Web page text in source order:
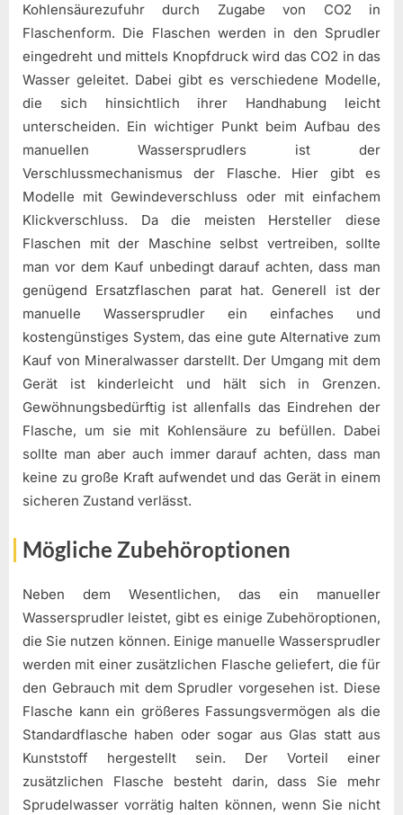
Kohlensäurezufuhr durch Zugabe von CO2 in
Flaschenform. Die Flaschen werden in den Sprudler
eingedreht und mittels Knopfdruck wird das CO2 in das
Wasser geleitet. Dabei gibt es verschiedene Modelle,
die sich hinsichtlich ihrer Handhabung leicht
unterscheiden. Ein wichtiger Punkt beim Aufbau des
manuellen Wassersprudlers ist der
Verschlussmechanismus der Flasche. Hier gibt es
Modelle mit Gewindeverschluss oder mit einfachem
Klickverschluss. Da die meisten Hersteller diese
Flaschen mit der Maschine selbst vertreiben, sollte
man vor dem Kauf unbedingt darauf achten, dass man
genügend Ersatzflaschen parat hat. Generell ist der
manuelle Wassersprudler ein einfaches und
kostengünstiges System, das eine gute Alternative zum
Kauf von Mineralwasser darstellt. Der Umgang mit dem
Gerät ist kinderleicht und hält sich in Grenzen.
Gewöhnungsbedürftig ist allenfalls das Eindrehen der
Flasche, um sie mit Kohlensäure zu befüllen. Dabei
sollte man aber auch immer darauf achten, dass man
keine zu große Kraft aufwendet und das Gerät in einem
sicheren Zustand verlässt.
Mögliche Zubehöroptionen
Neben dem Wesentlichen, das ein manueller
Wassersprudler leistet, gibt es einige Zubehöroptionen,
die Sie nutzen können. Einige manuelle Wassersprudler
werden mit einer zusätzlichen Flasche geliefert, die für
den Gebrauch mit dem Sprudler vorgesehen ist. Diese
Flasche kann ein größeres Fassungsvermögen als die
Standardflasche haben oder sogar aus Glas statt aus
Kunststoff hergestellt sein. Der Vorteil einer
zusätzlichen Flasche besteht darin, dass Sie mehr
Sprudelwasser vorrätig halten können, wenn Sie nicht